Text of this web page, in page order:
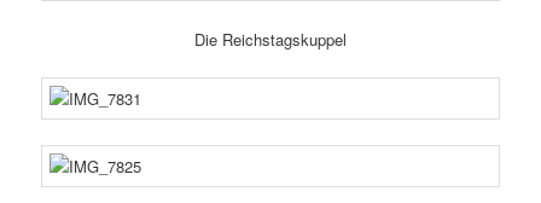
Die Reichstagskuppel